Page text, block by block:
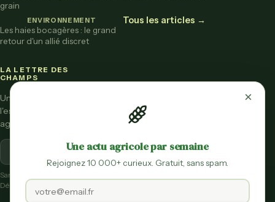
grain
ENVIRONNEMENT
Les haies bocagères : le grand
retour d'un allié discret
Tous les articles →
LA LETTRE DES
CHAMPS
Une fois par mois,
l'essentiel de l'actu
agricole vulgarisée.
S'inscrire
Sans spam.
Désinscription en un clic.
×
Une actu agricole par semaine
Rejoignez 10 000+ curieux. Gratuit, sans spam.